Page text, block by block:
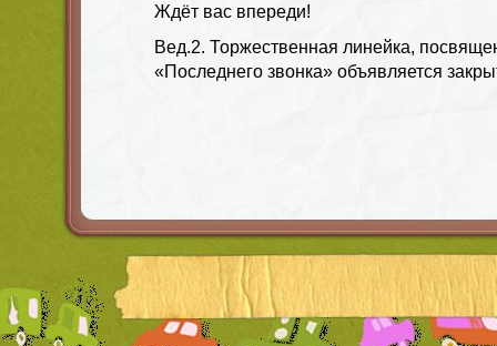
Ждёт вас впереди!
Вед.2. Торжественная линейка,
«Последнего звонка» объявляется